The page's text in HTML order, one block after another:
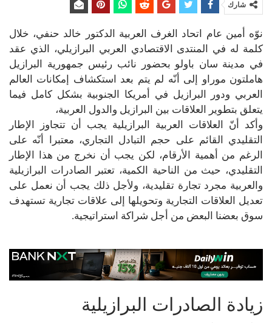
شارك
نوّه أمين عام اتحاد الغرف العربية الدكتور خالد حنفي، خلال
كلمة له في المنتدى الاقتصادي العربي البرازيلي، الذي عقد
في مدينة سان باولو بحضور نائب رئيس جمهورية البرازيل
هاملتون موراو إلى أنّه لم يتم بعد استكشاف إمكانات العالم
العربي ودور البرازيل في أمريكا الجنوبية بشكل كامل فيما
يتعلق بتطوير العلاقات بين البرازيل والدول العربية،
وأكد أنّ العلاقات العربية البرازيلية يجب أن تتجاوز الإطار
التقليدي القائم على حجم التبادل التجاري، معتبرا أنّه على
الرغم من أهمية الأرقام، لكن يجب أن نخرج من هذا الإطار
التقليدي، حيث من الناحية الكمية، تعتبر الصادرات البرازيلية
والعربية مجرد تجارة تقليدية، ولأجل ذلك يجب أن نعمل على
تعديل العلاقات التجارية وتحويلها إلى علاقات تجارية تستهدف
سوق بعضنا البعض من أجل شراكة استراتيجية.
زيادة الصادرات البرازيلية